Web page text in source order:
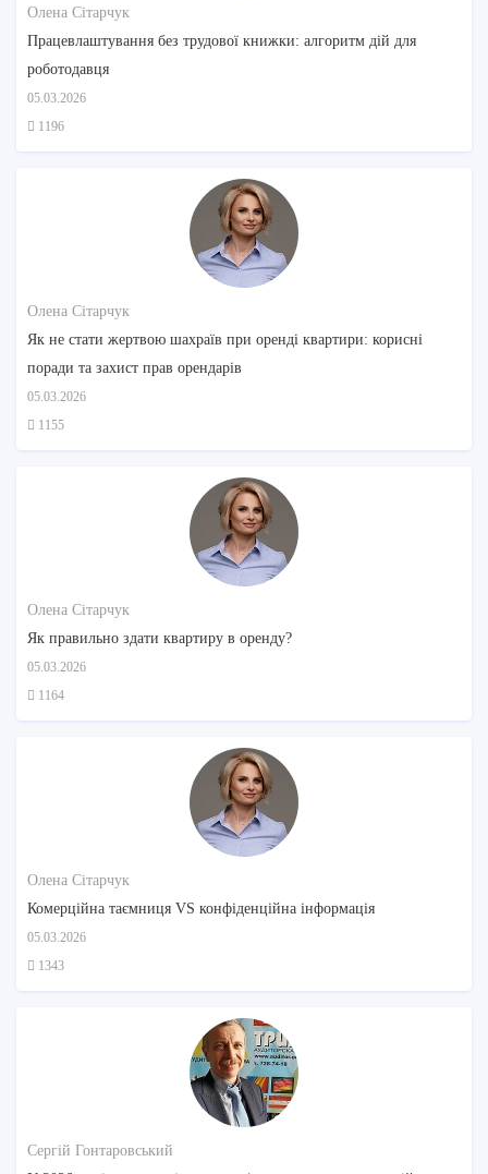
Олена Сітарчук
Працевлаштування без трудової книжки: алгоритм дій для
роботодавця
05.03.2026
1196
Олена Сітарчук
Як не стати жертвою шахраїв при оренді квартири: корисні
поради та захист прав орендарів
05.03.2026
1155
Олена Сітарчук
Як правильно здати квартиру в оренду?
05.03.2026
1164
Олена Сітарчук
Комерційна таємниця VS конфіденційна інформація
05.03.2026
1343
Сергій Гонтаровський